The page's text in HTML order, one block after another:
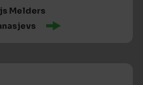
Melders